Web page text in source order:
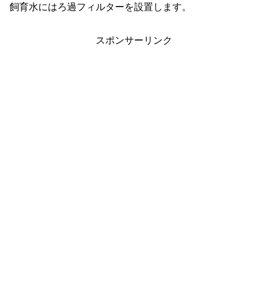
飼育水にはろ過フィルターを設置します。
スポンサーリンク